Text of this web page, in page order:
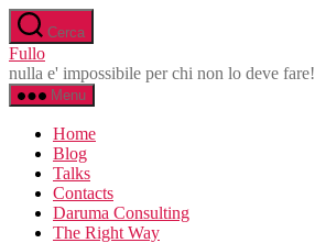
Salta
al
contenuto
Cerca
Fullo
nulla e' impossibile per chi non lo deve fare!
Menu
Home
Blog
Talks
Contacts
Daruma Consulting
The Right Way